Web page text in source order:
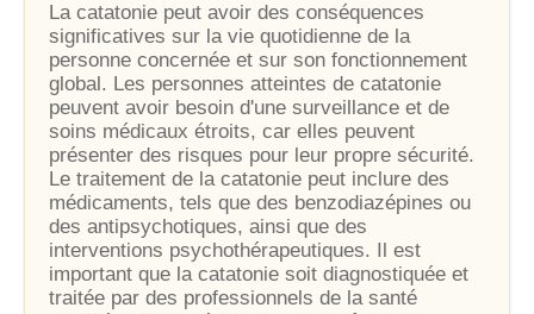
La catatonie peut avoir des conséquences
significatives sur la vie quotidienne de la
personne concernée et sur son fonctionnement
global. Les personnes atteintes de catatonie
peuvent avoir besoin d'une surveillance et de
soins médicaux étroits, car elles peuvent
présenter des risques pour leur propre sécurité.
Le traitement de la catatonie peut inclure des
médicaments, tels que des benzodiazépines ou
des antipsychotiques, ainsi que des
interventions psychothérapeutiques. Il est
important que la catatonie soit diagnostiquée et
traitée par des professionnels de la santé